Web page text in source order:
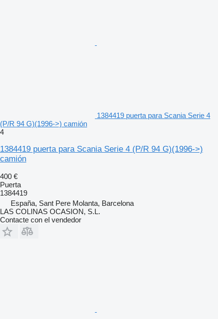
1384419 puerta para Scania Serie 4
(P/R 94 G)(1996->) camión
4
1384419 puerta para Scania Serie 4 (P/R 94 G)(1996->)
camión
400 €
Puerta
1384419
España, Sant Pere Molanta, Barcelona
LAS COLINAS OCASION, S.L.
Contacte con el vendedor